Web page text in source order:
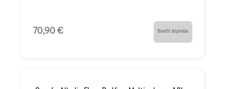
70,90 € Bientôt disponible